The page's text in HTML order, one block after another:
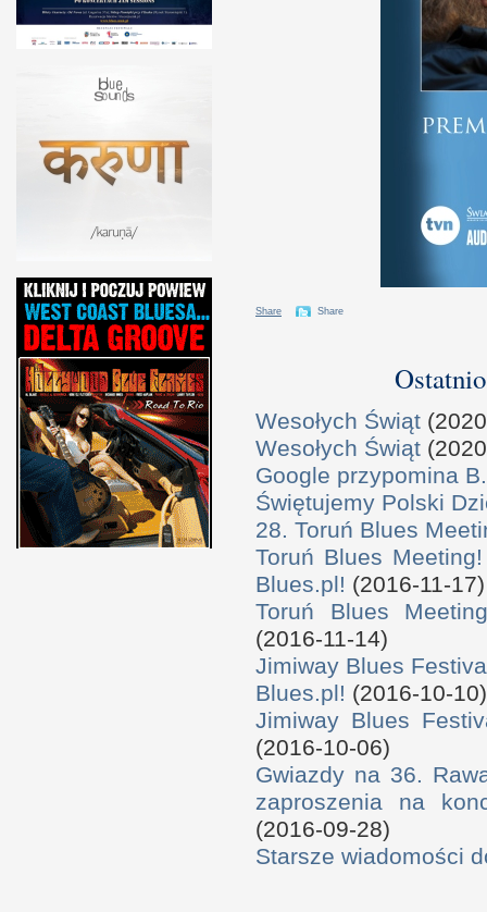
Share Share
Wesołych Świąt
Wesołych Świąt
Google przypomina
Świętujemy Polski
28. Toruń Blues
Toruń Blues
Blues.pl! (2016-11-17)
Toruń Blues
(2016-11-14)
Jimiway Blues
Blues.pl! (2016-10-10)
Jimiway Blues
(2016-10-06)
Gwiazdy na 36.
zaproszenia na
(2016-09-28)
Starsze wiadomości